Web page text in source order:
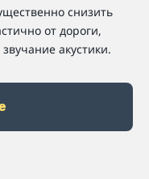
снизить
от дороги,
акустики.